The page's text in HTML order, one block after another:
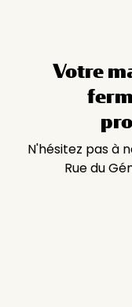
Votre
N'hésitez pas à
Rue du